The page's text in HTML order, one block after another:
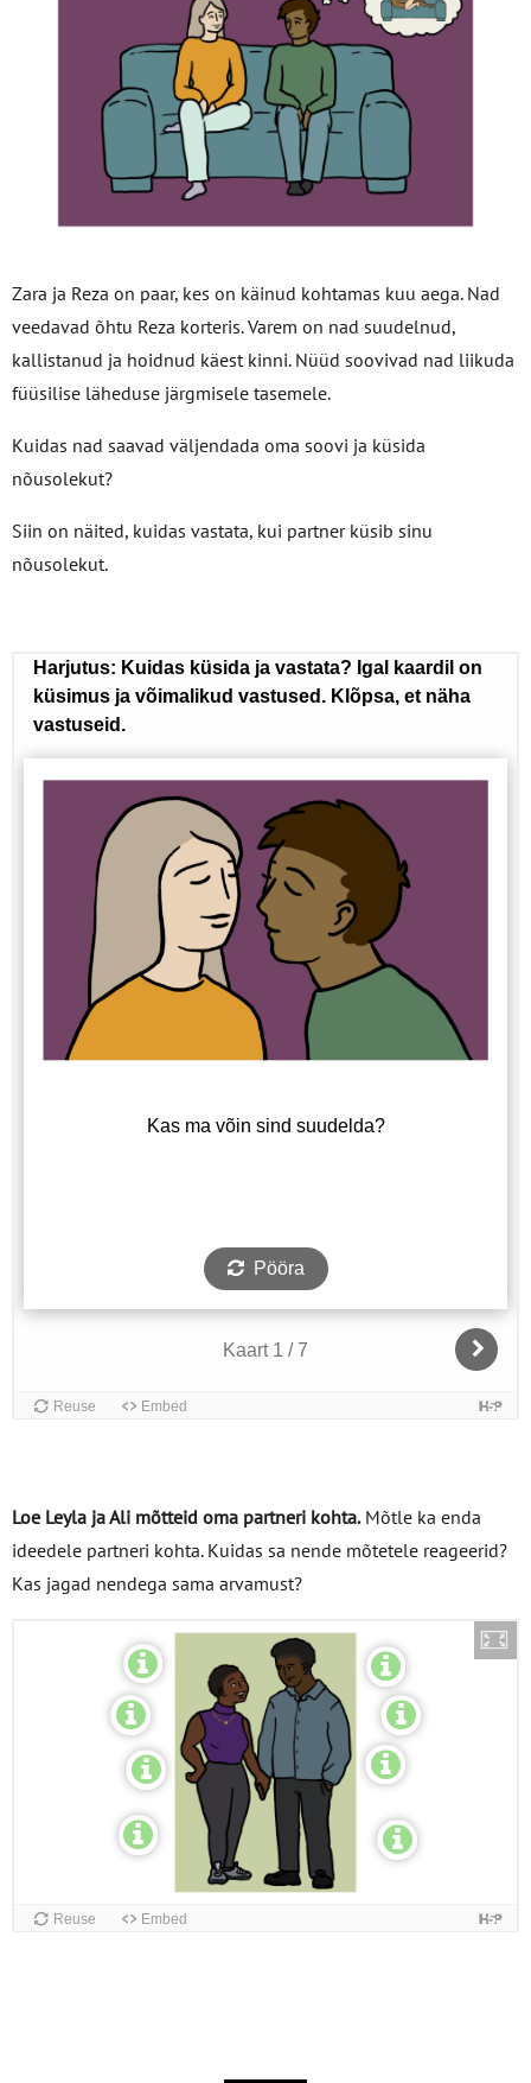
Zara ja Reza on paar, kes on käinud kohtamas kuu aega. Nad
veedavad õhtu Reza korteris. Varem on nad suudelnud,
kallistanud ja hoidnud käest kinni. Nüüd soovivad nad liikuda
füüsilise läheduse järgmisele tasemele.
Kuidas nad saavad väljendada oma soovi ja küsida
nõusolekut?
Siin on näited, kuidas vastata, kui partner küsib sinu
nõusolekut.
Loe Leyla ja Ali mõtteid oma partneri kohta.Mõtle ka enda
ideedele partneri kohta. Kuidas sa nende mõtetele reageerid?
Kas jagad nendega sama arvamust?